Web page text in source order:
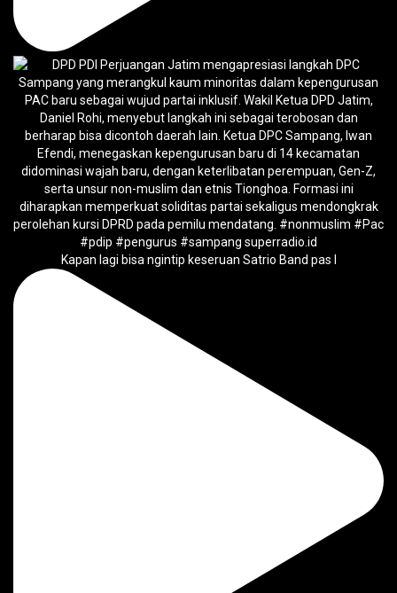
Kapan lagi bisa ngintip keseruan Satrio Band pas l